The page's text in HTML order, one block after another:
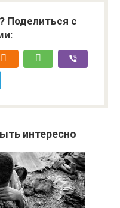
Поделиться с
интересно